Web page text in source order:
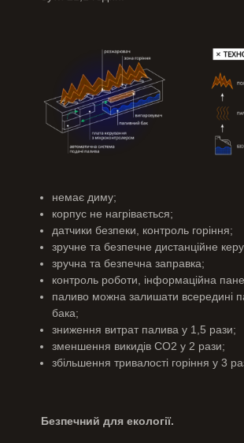
немає диму;
корпус не нагрівається;
датчики безпеки, контроль горіння;
зручне та безпечне дистанційне
зручна та безпечна заправка;
контроль роботи, інформаційна
паливо можна залишати всередині
бака;
зниження витрат палива у 1,5 рази;
зменшення викидів СО2 у 2 рази;
збільшення тривалості горіння у 3
Безпечний для екології.